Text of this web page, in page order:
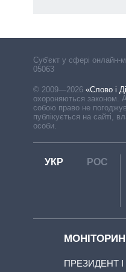
Cуб'єкт у сфері онлайн-
05063
© 2009—2026 «Слово і
охороняються законом.
собою право не
публікується на сайті,
особи.
УКР РОС
ПРЕЗИДЕНТ І